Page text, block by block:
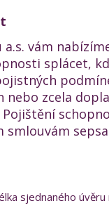
vám
splácet,
zcela
Pojištění
smlouvám
sjednaného